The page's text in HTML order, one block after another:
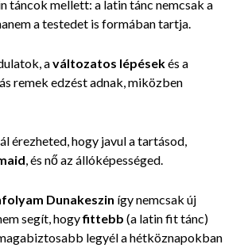
táncok mellett: a latin tánc nemcsak a
a testedet is formában tartja.
aváltozatos lépésekés a
remek edzést adnak, miközben
érezheted, hogy javul a tartásod,
, és nő az állóképességed.
Dunakeszin így nemcsak új
segít, hogyfittebb (a latin fit tánc)
legyél a hétköznapokban